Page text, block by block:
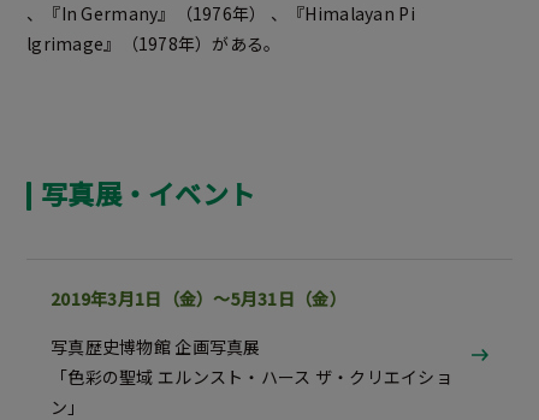
、『In Germany』（1976年） 、『Himalayan Pi
lgrimage』（1978年）がある。
写真展・イベント
2019年3月1日（金）～5月31日（金）
写真歴史博物館 企画写真展
「色彩の聖域 エルンスト・ハース ザ・クリエイショ
ン」